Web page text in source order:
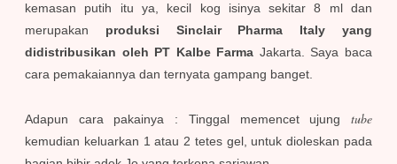
kemasan putih itu ya, kecil kog isinya sekitar 8 ml dan
merupakan produksi Sinclair Pharma Italy yang
didistribusikan oleh PT Kalbe Farma Jakarta. Saya baca
cara pemakaiannya dan ternyata gampang banget.
Adapun cara pakainya : Tinggal memencet ujung tube
kemudian keluarkan 1 atau 2 tetes gel, untuk dioleskan pada